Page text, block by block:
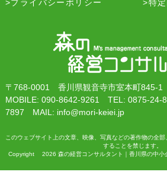
プライバシーポリシー
特
〒768-0001 香川県観音寺市室本町845-1
MOBILE: 090-8642-9261 TEL: 0875-24-
7897 MAIL: info@mori-keiei.jp
このウェブサイト上の文章、映像、写真などの著作物の全
することを禁じます。
Copyright 2026 森の経営コンサルタント｜香川県の中